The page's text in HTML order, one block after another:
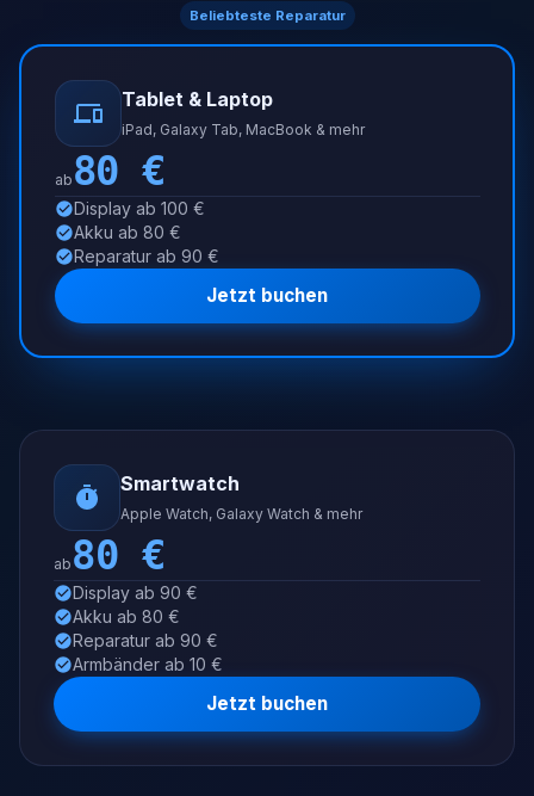
Beliebteste Reparatur
Tablet & Laptop
iPad, Galaxy Tab, MacBook & mehr
ab 80 €
Display ab 100 €
Akku ab 80 €
Reparatur ab 90 €
Jetzt buchen
Smartwatch
Apple Watch, Galaxy Watch & mehr
ab 80 €
Display ab 90 €
Akku ab 80 €
Reparatur ab 90 €
Armbänder ab 10 €
Jetzt buchen